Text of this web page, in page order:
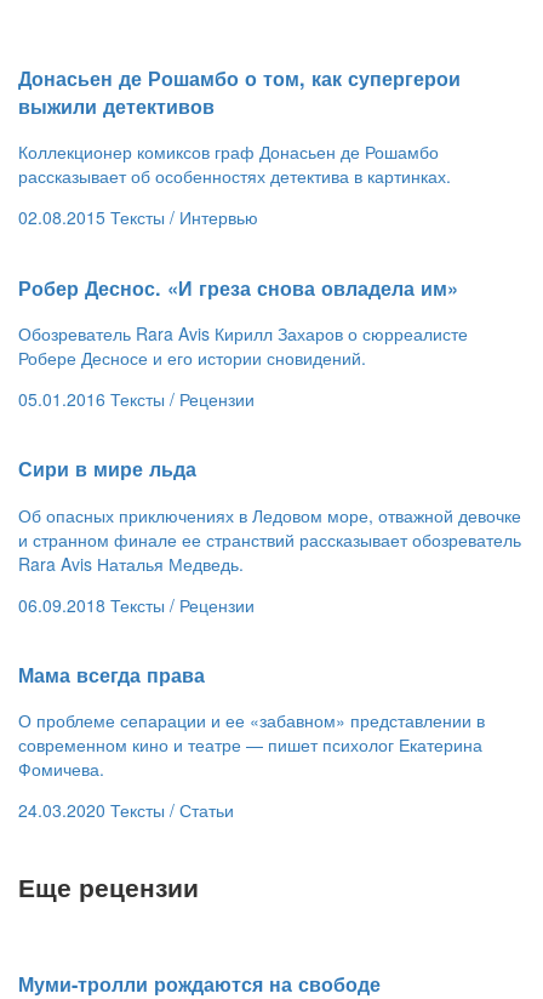
Донасьен де Рошамбо о том, как супергерои
выжили детективов
Коллекционер комиксов граф Донасьен де Рошамбо
рассказывает об особенностях детектива в картинках.
02.08.2015 Тексты / Интервью
​Робер Деснос. «И греза снова овладела им»
Обозреватель Rara Avis Кирилл Захаров о сюрреалисте
Робере Десносе и его истории сновидений.
05.01.2016 Тексты / Рецензии
​Сири в мире льда
Об опасных приключениях в Ледовом море, отважной девочке
и странном финале ее странствий рассказывает обозреватель
Rara Avis Наталья Медведь.
06.09.2018 Тексты / Рецензии
​Мама всегда права
О проблеме сепарации и ее «забавном» представлении в
современном кино и театре — пишет психолог Екатерина
Фомичева.
24.03.2020 Тексты / Статьи
Еще рецензии
​Муми-тролли рождаются на свободе